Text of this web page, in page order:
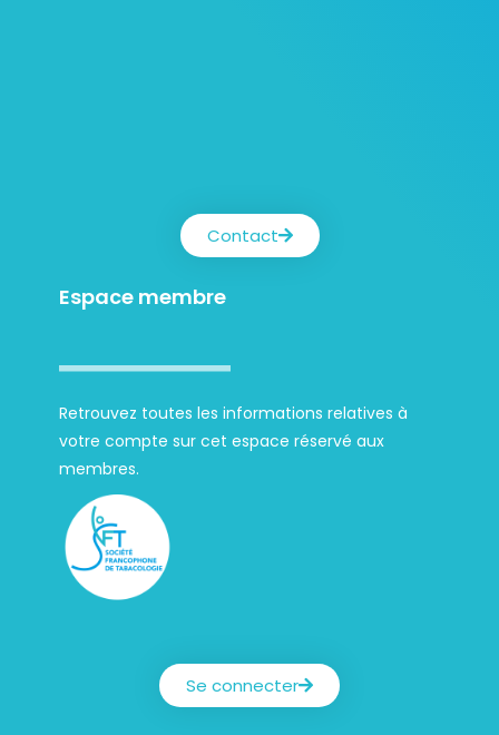
Contact
Espace membre
Retrouvez toutes les informations relatives à
votre compte sur cet espace réservé aux
membres.
Se connecter